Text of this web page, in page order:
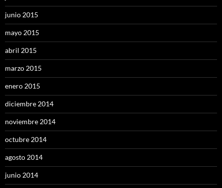
junio 2015
mayo 2015
abril 2015
marzo 2015
enero 2015
diciembre 2014
noviembre 2014
octubre 2014
agosto 2014
junio 2014